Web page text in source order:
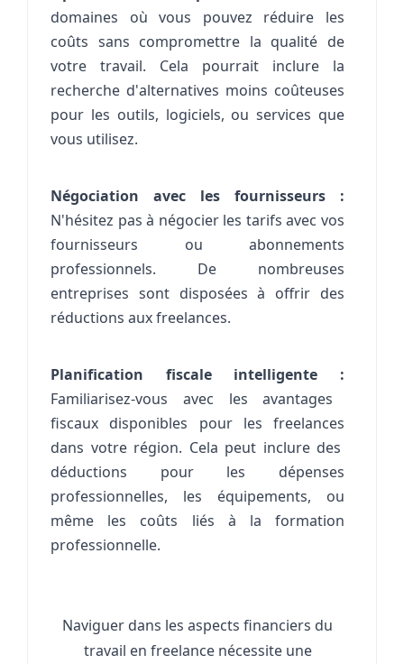
domaines où vous pouvez réduire les
coûts sans compromettre la qualité de
votre travail. Cela pourrait inclure la
recherche d'alternatives moins coûteuses
pour les outils, logiciels, ou services que
vous utilisez.
Négociation avec les fournisseurs :
N'hésitez pas à négocier les tarifs avec vos
fournisseurs ou abonnements
professionnels. De nombreuses
entreprises sont disposées à offrir des
réductions auxfreelances.
Planification fiscale intelligente :
Familiarisez-vous avec les avantages
fiscaux disponibles pour les freelances
dans votre région. Cela peut inclure des
déductions pour les dépenses
professionnelles, les équipements, ou
même les coûts liés à la formation
professionnelle.
Naviguer dans les aspects financiers du
travail en freelance nécessite une